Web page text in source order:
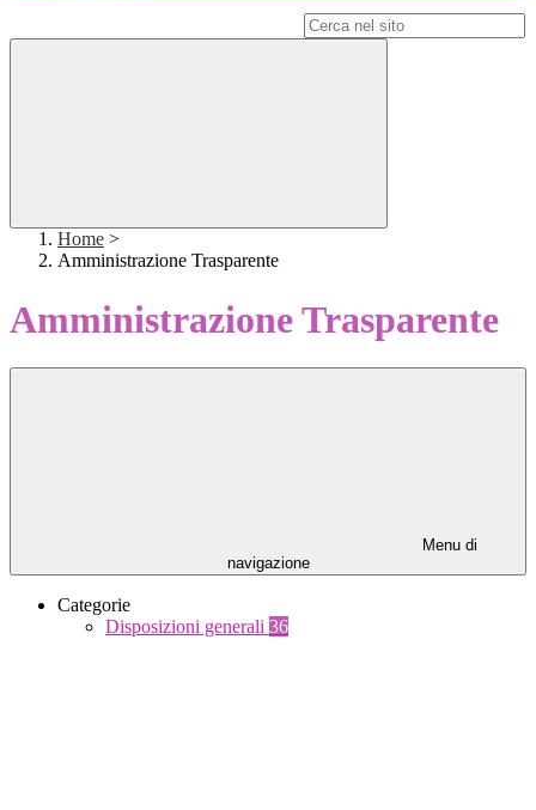
Home >
Amministrazione Trasparente
Amministrazione Trasparente
Menu di
navigazione
Categorie
Disposizioni generali 36